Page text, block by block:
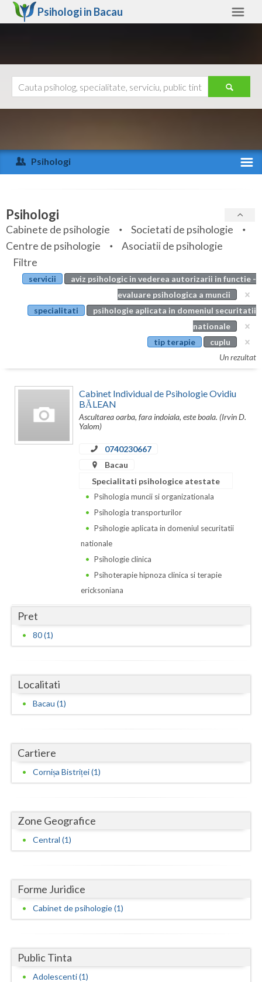
Psihologi in Bacau
Arad
Arges
Bihor
Bistrita-Nasaud
Botosani
Brasov
Calarasi
Caras-Severin
Harghita
Hunedoara
Iasi
Ilfov
Mehedinti
Mures
Olt
Prahova
Salaj
Satu-Mare
Suceava
Ajutor
Psihologi
Specialitati
Servicii
Articole
Evenimente
Cabinet
Psihologi
Cabinete de psihologie
Societati de psihologie
Centre de psihologie
Asociatii de psihologie
Filtre
servicii
aviz psihologic in vederea autorizarii in functie -
evaluare psihologica a muncii
specialitati
psihologie aplicata in domeniul securitatii
nationale
tip terapie
cuplu
Un rezultat
Cabinet Individual de Psihologie Ovidiu
BĂLEAN
Ascultarea oarba, fara indoiala, este boala. (Irvin D.
Yalom)
0740230667
Bacau
Specialitati psihologice atestate
Psihologia muncii si organizationala
Psihologia transporturilor
Psihologie aplicata in domeniul securitatii
nationale
Psihologie clinica
Psihoterapie hipnoza clinica si terapie
ericksoniana
Pret
80 (1)
Localitati
Bacau (1)
Cartiere
Cornișa Bistriței (1)
Zone Geografice
Central (1)
Forme Juridice
Cabinet de psihologie (1)
Public Tinta
Adolescenti (1)